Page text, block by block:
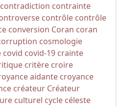
contradiction contrainte
contrôle contrôle
conversion Coran coran
cosmologie
covid covid-19 crainte
critère croire
aidante croyance
créateur Créateur
culturel cycle céleste